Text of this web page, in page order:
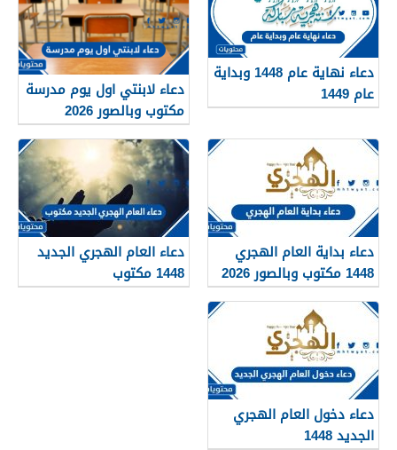
دعاء نهاية عام 1448 وبداية
عام 1449
دعاء لابنتي اول يوم مدرسة
مكتوب وبالصور 2026
دعاء بداية العام الهجري
1448 مكتوب وبالصور 2026
دعاء العام الهجري الجديد
1448 مكتوب
دعاء دخول العام الهجري
الجديد 1448